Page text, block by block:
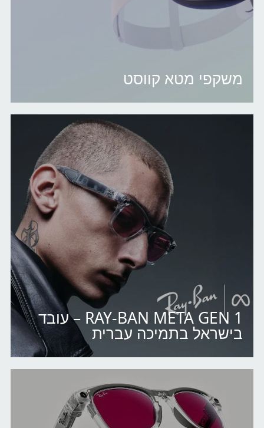
משקפי מטא קווסט
RAY-BAN META GEN 1 – עובד
בישראל בתמיכה עברית